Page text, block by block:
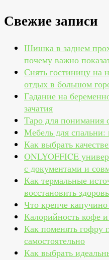
Свежие записи
Шишка в заднем
почему важно
Снять гостиницу на
отдых в большом
Гадание на
зачатия
Таро для понимания
Мебель для
Как выбрать
ONLYOFFICE
с документами и
Как термальные
восстановить
Что крепче
Калорийность кофе
Как поменять гофру
самостоятельно
Как выбрать